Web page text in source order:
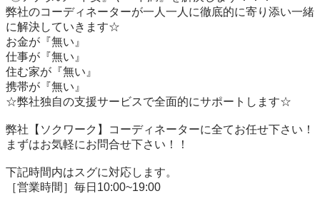
弊社のコーディネーターが一人一人に徹底的に寄り添い一緒
に解決していきます☆
お金が『無い』
仕事が『無い』
住む家が『無い』
携帯が『無い』
☆弊社独自の支援サービスで全面的にサポートします☆
弊社【ソクワーク】コーディネーターに全てお任せ下さい！
まずはお気軽にお問合せ下さい！！
下記時間内はスグに対応します。
［営業時間］毎日10:00~19:00